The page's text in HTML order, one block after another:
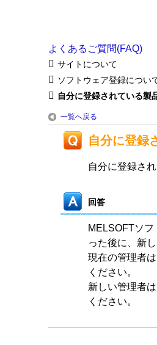
よくあるご質問(FAQ)
サイトについて
ソフトウェア登録につい
自分に登録されている製
一覧へ戻る
自分に登録
自分に登録さ
回答
MELSOFTソフ
った後に、新
現在の管理者
ください。
新しい管理者
ください。